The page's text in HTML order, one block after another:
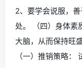
2、要学会说服，
处。 （四）身体素
大脑，从而保持旺
（一）推销策略